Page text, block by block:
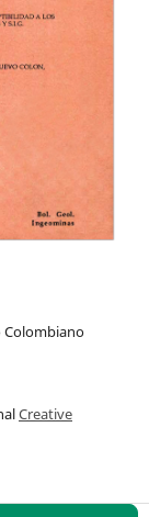
Colombiano
Creative